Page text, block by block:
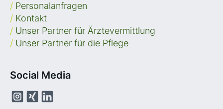
/ Personalanfragen
/ Kontakt
/ Unser Partner für Ärztevermittlung
/ Unser Partner für die Pflege
Social Media